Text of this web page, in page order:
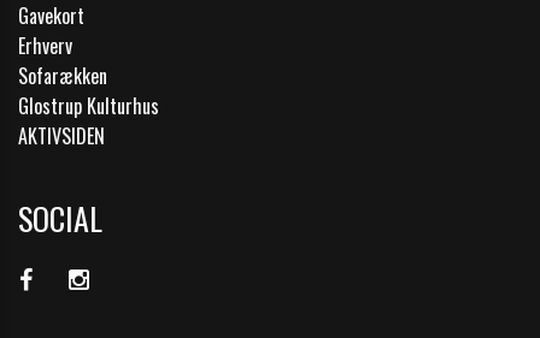
Gavekort
Erhverv
Sofarækken
Glostrup Kulturhus
AKTIVSIDEN
SOCIAL